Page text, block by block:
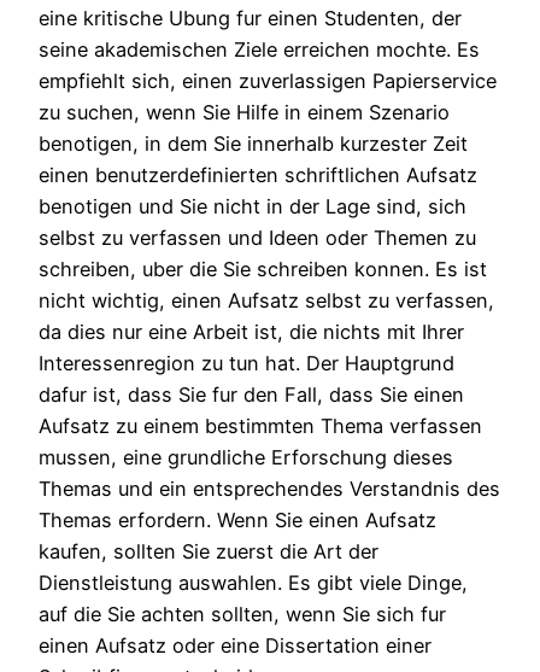
eine kritische Ubung fur einen Studenten, der
seine akademischen Ziele erreichen mochte. Es
empfiehlt sich, einen zuverlassigen Papierservice
zu suchen, wenn Sie Hilfe in einem Szenario
benotigen, in dem Sie innerhalb kurzester Zeit
einen benutzerdefinierten schriftlichen Aufsatz
benotigen und Sie nicht in der Lage sind, sich
selbst zu verfassen und Ideen oder Themen zu
schreiben, uber die Sie schreiben konnen. Es ist
nicht wichtig, einen Aufsatz selbst zu verfassen,
da dies nur eine Arbeit ist, die nichts mit Ihrer
Interessenregion zu tun hat. Der Hauptgrund
dafur ist, dass Sie fur den Fall, dass Sie einen
Aufsatz zu einem bestimmten Thema verfassen
mussen, eine grundliche Erforschung dieses
Themas und ein entsprechendes Verstandnis des
Themas erfordern. Wenn Sie einen Aufsatz
kaufen, sollten Sie zuerst die Art der
Dienstleistung auswahlen. Es gibt viele Dinge,
auf die Sie achten sollten, wenn Sie sich fur
einen Aufsatz oder eine Dissertation einer